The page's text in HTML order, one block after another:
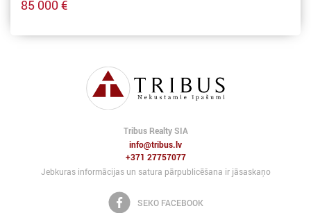
85 000 €
Tribus Realty SIA
info@tribus.lv
+371 27757077
Jebkuras informācijas un satura pārpublicēšana ir jāsaskaņo
SEKO FACEBOOK